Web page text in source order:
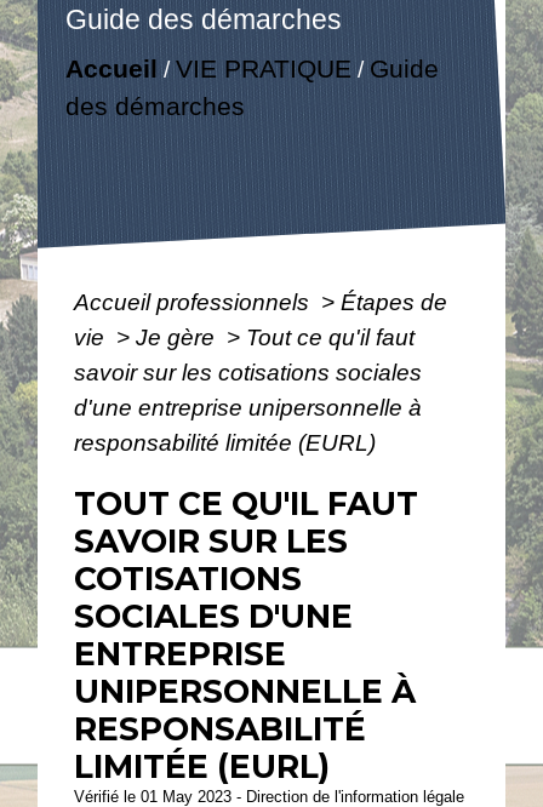
Guide des démarches
Accueil /VIE PRATIQUE / Guide
des démarches
Accueil professionnels > Étapes de
vie > Je gère > Tout ce qu'il faut
savoir sur les cotisations sociales
d'une entreprise unipersonnelle à
responsabilité limitée (EURL)
TOUT CE QU'IL FAUT
SAVOIR SUR LES
COTISATIONS
SOCIALES D'UNE
ENTREPRISE
UNIPERSONNELLE À
RESPONSABILITÉ
LIMITÉE (EURL)
Vérifié le 01 May 2023 - Direction de l'information légale